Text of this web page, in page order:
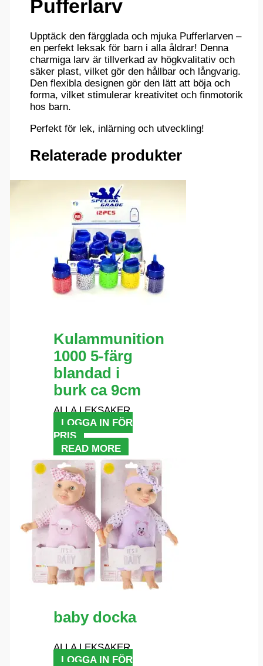
Pufferlarv
Upptäck den färgglada och mjuka Pufferlarven –
en perfekt leksak för barn i alla åldrar! Denna
charmiga larv är tillverkad av högkvalitativ och
säker plast, vilket gör den hållbar och långvarig.
Den flexibla designen gör den lätt att böja och
forma, vilket stimulerar kreativitet och finmotorik
hos barn.
Perfekt för lek, inlärning och utveckling!
Relaterade produkter
Kulammunition
1000 5-färg
blandad i
burk ca 9cm
ALLA LEKSAKER
LOGGA IN FÖR
PRIS
READ MORE
baby docka
ALLA LEKSAKER
LOGGA IN FÖR